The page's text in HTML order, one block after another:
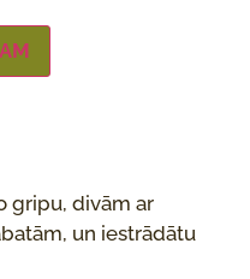
gripu, divām ar
un iestrādātu